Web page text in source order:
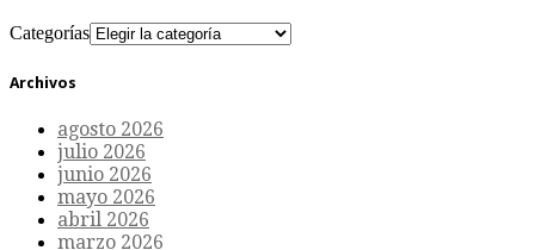
Categorías
Archivos
agosto 2026
julio 2026
junio 2026
mayo 2026
abril 2026
marzo 2026